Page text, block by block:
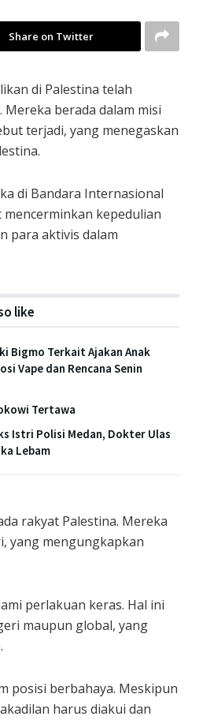
Share on Twitter
di Palestina telah
berada dalam misi
terjadi, yang menegaskan
di Bandara Internasional
kepedulian
para aktivis dalam
like
Bigmo Terkait Ajakan Anak
Vape dan Rencana Senin
Tertawa
Istri Polisi Medan, Dokter Ulas
Lebam
rakyat Palestina. Mereka
yang mengungkapkan
perlakuan keras. Hal ini
maupun global, yang
posisi berbahaya. Meskipun
harus diakui dan